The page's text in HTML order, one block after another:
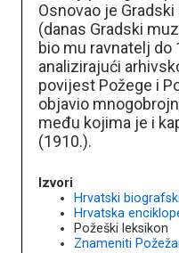
Osnovao je
(danas Gradski
bio mu ravnatelj do
analizirajući
povijest Požege i
objavio
među kojima je i
(1910.).
Izvori
Hrvatski
Hrvatska
Požeški leksikon
Znameniti